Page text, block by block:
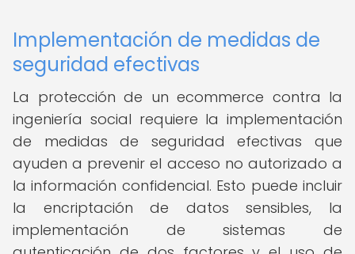
Implementación de medidas de
seguridad efectivas
La protección de un ecommerce contra la
ingeniería social requiere la implementación
de medidas de seguridad efectivas que
ayuden a prevenir el acceso no autorizado a
la información confidencial. Esto puede incluir
la encriptación de datos sensibles, la
implementación de sistemas de